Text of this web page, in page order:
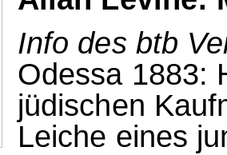
Info des btb
Odessa 1883:
jüdischen
Leiche eines